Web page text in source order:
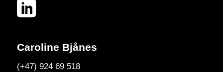
Caroline Bjånes
(+47) 924 69 518